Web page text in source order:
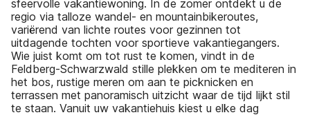
sfeervolle vakantiewoning. In de zomer ontdekt u de
regio via talloze wandel- en mountainbikeroutes,
variërend van lichte routes voor gezinnen tot
uitdagende tochten voor sportieve vakantiegangers.
Wie juist komt om tot rust te komen, vindt in de
Feldberg-Schwarzwald stille plekken om te mediteren in
het bos, rustige meren om aan te picknicken en
terrassen met panoramisch uitzicht waar de tijd lijkt stil
te staan. Vanuit uw vakantiehuis kiest u elke dag